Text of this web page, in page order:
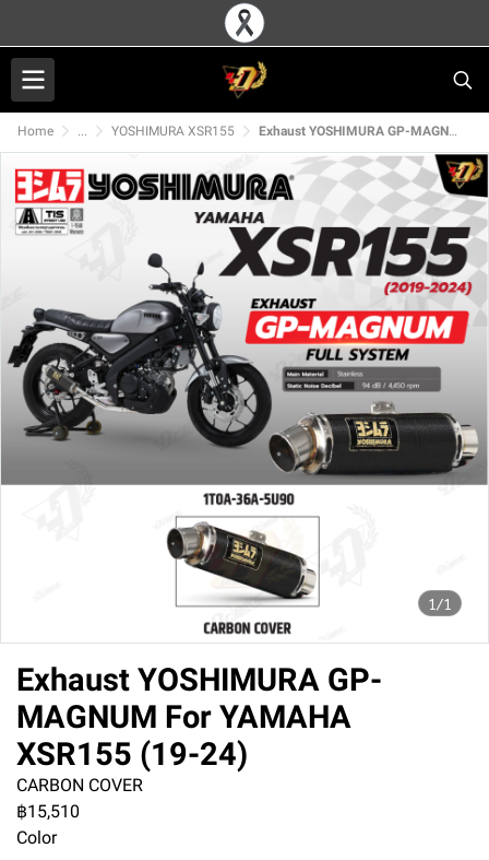
Home ... YOSHIMURA XSR155 Exhaust YOSHIMURA GP-MAGNUM For YAMAHA XSR155 (19-24)
1/1
Exhaust YOSHIMURA GP-
MAGNUM For YAMAHA
XSR155 (19-24)
CARBON COVER
฿15,510
Color